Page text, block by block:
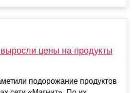
выросли цены на продукты
подорожание продуктов